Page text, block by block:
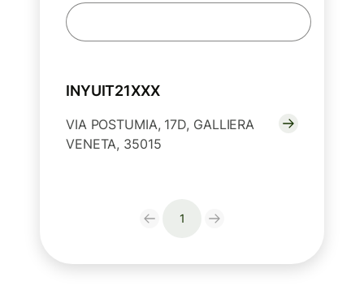
INYUIT21XXX
VIA POSTUMIA, 17D, GALLIERA
VENETA, 35015
1